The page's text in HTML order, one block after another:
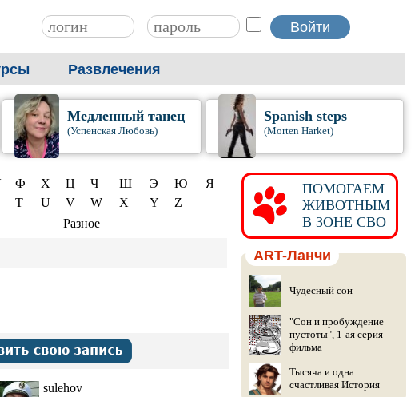
Развлечения
Медленный танец
(Успенская Любовь)
Spanish steps
(Morten Harket)
Ф Х Ц Ч Ш Э Ю
Я
T U V W X Y
Z
Разное
sulehov
ПОМОГАЕМ
ЖИВОТНЫМ
В ЗОНЕ СВО
ART-Ланчи
Чудесный сон
"Сон и пробуждение
пустоты", 1-ая серия
фильма
Тысяча и одна
счастливая История